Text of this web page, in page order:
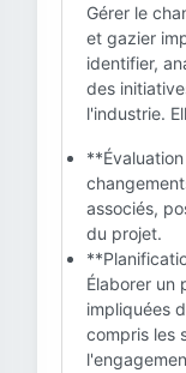
Gérer le
et gazier
identifier,
des
l'industrie.
associés,
du projet.
Élaborer un
impliquées
compris les